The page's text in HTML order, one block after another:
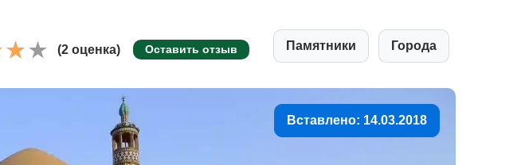
(2 оценка) Оставить отзыв Памятники Города
Вставлено: 14.03.2018